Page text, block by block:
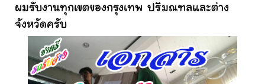
ผมรับงานทุกเขตของกรุงเทพ ปริมณฑลและต่าง
จังหวัดครับ